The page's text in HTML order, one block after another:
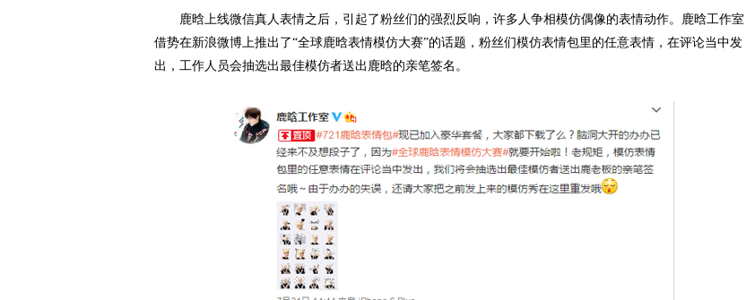
鹿晗上线微信真人表情之后，引起了粉丝们的强烈反响，许多人争相模仿偶像的表情动作。鹿晗工作室
借势在新浪微博上推出了“全球鹿晗表情模仿大赛”的话题，粉丝们模仿表情包里的任意表情，在评论当中发
出，工作人员会抽选出最佳模仿者送出鹿晗的亲笔签名。